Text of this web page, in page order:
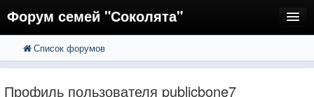
Форум семей "Соколята"
FAQСписок форумов
Профиль пользователя publicbone7